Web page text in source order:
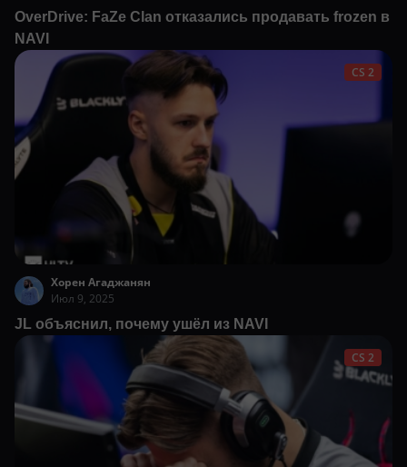
OverDrive: FaZe Clan отказались продавать frozen в
NAVI
CS 2
Хорен Агаджанян
Июл 9, 2025
JL объяснил, почему ушёл из NAVI
CS 2